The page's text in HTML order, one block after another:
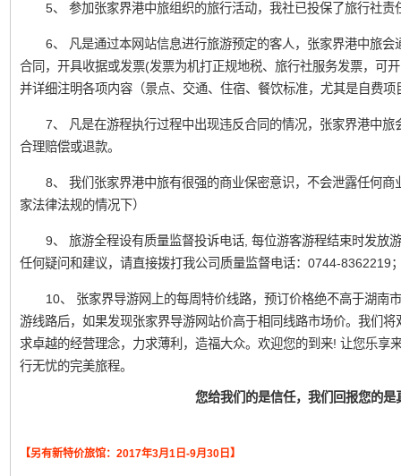
5、 参加张家界港中旅组织的旅行活动，我社已投保了旅行社责
6、 凡是通过本网站信息进行旅游预定的客人，张家界港中旅
合同，开具收据或发票(发票为机打正规地税、旅行社服务发票，可
并详细注明各项内容（景点、交通、住宿、餐饮标准，尤其是自费
7、 凡是在游程执行过程中出现违反合同的情况，张家界港中
合理赔偿或退款。
8、 我们张家界港中旅有很强的商业保密意识，不会泄露任何
家法律法规的情况下）
9、 旅游全程设有质量监督投诉电话, 每位游客游程结束时发放
任何疑问和建议，请直接拨打我公司质量监督电话：0744-8362219
10、 张家界导游网上的每周特价线路，预订价格绝不高于湖南
游线路后，如果发现张家界导游网站价高于相同线路市场价。我们
求卓越的经营理念，力求薄利，造福大众。欢迎您的到来! 让您乐享
行无忧的完美旅程。
您给我们的是信任，我们回报您的是
【另有新特价旅馆：2017年3月1日-9月30日】